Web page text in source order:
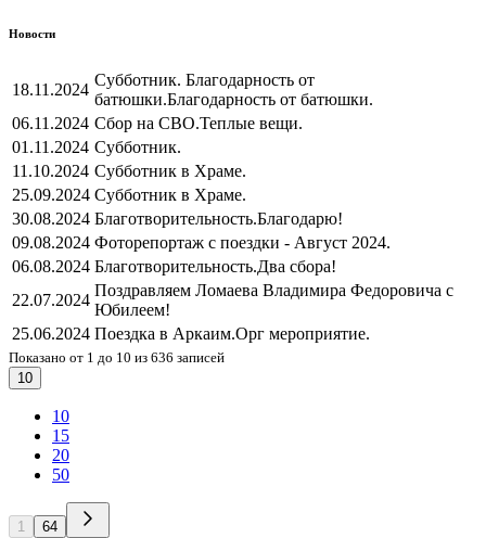
Новости
18.11.2024
Субботник. Благодарность от
батюшки.Благодарность от батюшки.
06.11.2024 Сбор на СВО.Теплые вещи.
01.11.2024 Субботник.
11.10.2024 Субботник в Храме.
25.09.2024 Субботник в Храме.
30.08.2024 Благотворительность.Благодарю!
09.08.2024 Фоторепортаж с поездки - Август 2024.
06.08.2024 Благотворительность.Два сбора!
22.07.2024
Поздравляем Ломаева Владимира Федоровича с
Юбилеем!
25.06.2024 Поездка в Аркаим.Орг мероприятие.
Показано от 1 до 10 из 636 записей
10
10
15
20
50
1 64